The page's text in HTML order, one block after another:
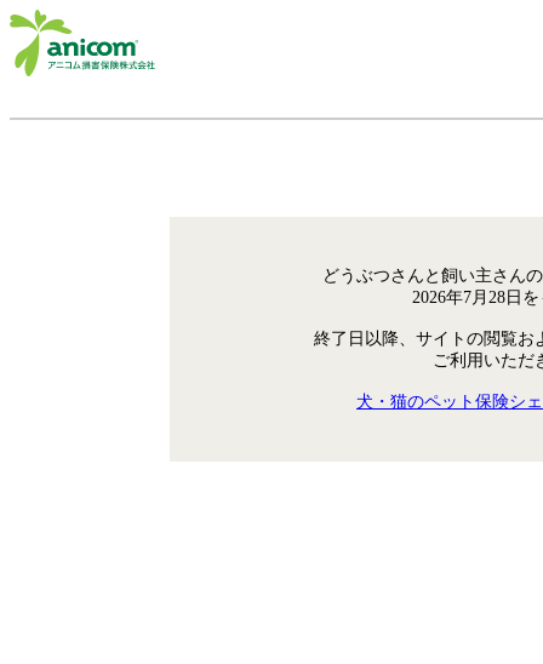
どうぶつさんと飼い主さん
2026年7月28日
終了日以降、サイトの閲覧お
ご利用いただ
犬・猫のペット保険シ